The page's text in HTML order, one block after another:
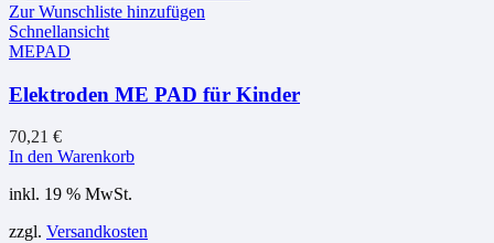
Zur Wunschliste hinzufügen
Schnellansicht
MEPAD
Elektroden ME PAD für Kinder
70,21 €
In den Warenkorb
inkl. 19 % MwSt.
zzgl. Versandkosten